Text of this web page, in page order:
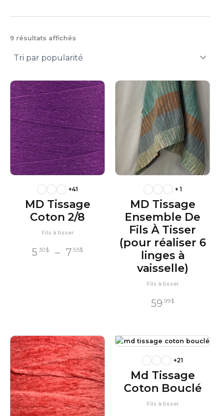
9 résultats affichés
+41
MD Tissage
Coton 2/8
Fils à tisser
5 .30$ – 7.55$Plage
+ 1
MD Tissage
Ensemble De
Fils À Tisser
(pour réaliser 6
linges à
vaisselle)
Fils à tisser
59 .99$
+21
Md Tissage
Coton Bouclé
Fils à tisser